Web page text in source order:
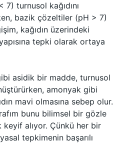
turnusol kağıdını
bazik çözeltiler (pH > 7)
kağıdın üzerindeki
tepki olarak ortaya
asidik bir madde, turnusol
amonyak gibi
mavi olmasına sebep olur.
bunu bilimsel bir gözle
alıyor. Çünkü her bir
tepkimenin başarılı